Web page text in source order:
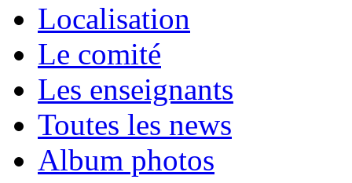
Localisation
Le comité
Les enseignants
Toutes les news
Album photos